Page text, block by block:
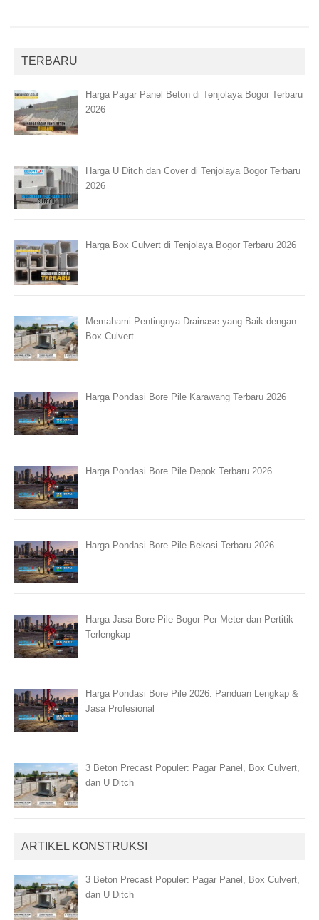
TERBARU
Harga Pagar Panel Beton di Tenjolaya Bogor Terbaru
2026
Harga U Ditch dan Cover di Tenjolaya Bogor Terbaru
2026
Harga Box Culvert di Tenjolaya Bogor Terbaru 2026
Memahami Pentingnya Drainase yang Baik dengan
Box Culvert
Harga Pondasi Bore Pile Karawang Terbaru 2026
Harga Pondasi Bore Pile Depok Terbaru 2026
Harga Pondasi Bore Pile Bekasi Terbaru 2026
Harga Jasa Bore Pile Bogor Per Meter dan Pertitik
Terlengkap
Harga Pondasi Bore Pile 2026: Panduan Lengkap &
Jasa Profesional
3 Beton Precast Populer: Pagar Panel, Box Culvert,
dan U Ditch
ARTIKEL KONSTRUKSI
3 Beton Precast Populer: Pagar Panel, Box Culvert,
dan U Ditch